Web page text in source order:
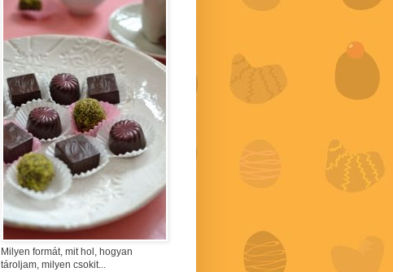
Milyen formát, mit hol, hogyan
tároljam, milyen csokit...